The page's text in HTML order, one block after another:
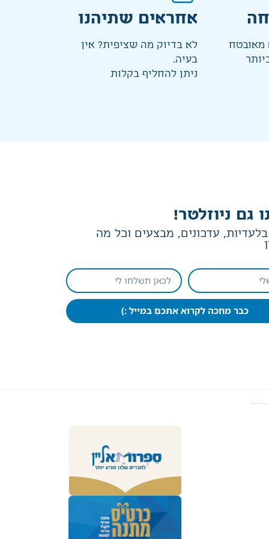
מאובטח
אחראים שתיהנו
לא בדיוק מה שציפית? אין
בעיה.
ניתן להחליף בקלות
גם ניוזלטר!
עדכונים, מבצעים וכל מה
כבר מחכה לקרוא אתכם במייל :)